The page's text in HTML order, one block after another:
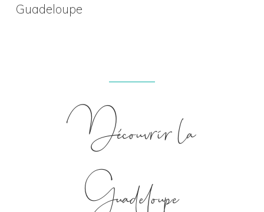
Guadeloupe
Découvrir la
Guadeloupe